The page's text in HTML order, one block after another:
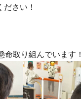
さい！
取り組んでいます！